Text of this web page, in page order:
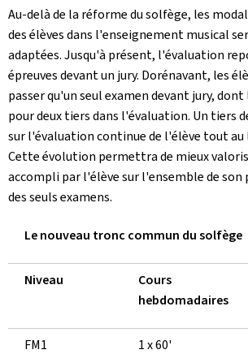
Au-delà de la réforme du solfège, les
des élèves dans l'enseignement musical
adaptées. Jusqu'à présent, l'évaluation
épreuves devant un jury. Dorénavant, les
passer qu'un seul examen devant jury,
pour deux tiers dans l'évaluation. Un tiers
sur l'évaluation continue de l'élève tout au
Cette évolution permettra de mieux
accompli par l'élève sur l'ensemble de son
des seuls examens.
Le nouveau tronc commun du solfège
Niveau
Cours
hebdomadaires
FM1 1 x 60'